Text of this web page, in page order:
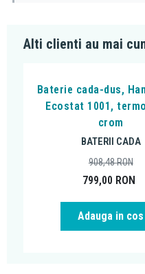
Alti clienti au mai
Baterie cada-dus,
Ecostat 1001,
crom
BATERII CADA
799,00 RON
908,48RON
Adauga in cos